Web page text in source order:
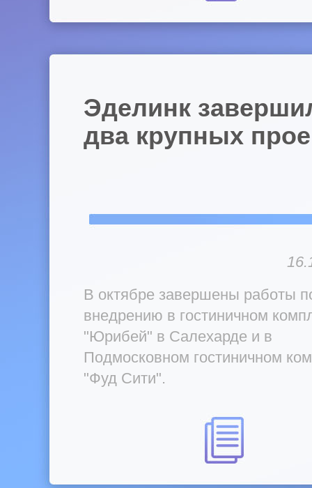
Эделинк
два крупных
В октябре завершены работы
внедрению в гостиничном
"Юрибей" в Салехарде и в
Подмосковном гостиничном
"Фуд Сити".